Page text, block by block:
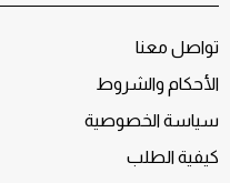
تواصل معنا
الأحكام والشروط
سياسة الخصوصية
كيفية الطلب